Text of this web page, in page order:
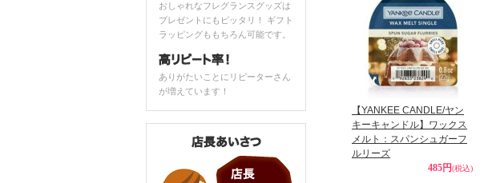
おしゃれなフレグランスグッズは
プレゼントにもピッタリ！ ギフト
ラッピングももちろん可能です。
ありがたいことにリピーターさん
が増えています！
【YANKEE CANDLE/ヤン
キーキャンドル】ワックス
メルト：スパンシュガーフ
ルリーズ
485円(税込)